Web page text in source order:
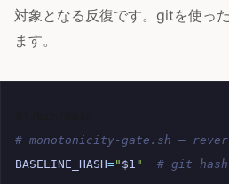
対象となる反復です。gitを使っ
ます。
# monotonicity-gate.sh —
BASELINE_HASH=" $1 " # git hash